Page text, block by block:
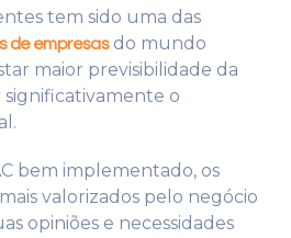
tem sido uma das
de empresasdo mundo
maior previsibilidade da
o
bem implementado, os
valorizados pelo negócio
opiniões e necessidades